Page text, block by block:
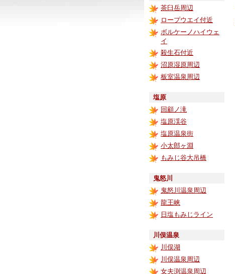
茶臼岳周辺
ロープウエイ付近
ボルケーノハイウェ
イ
殺生石付近
沼原湿原周辺
板室温泉周辺
塩原
回顧ノ滝
塩原渓谷
塩原温泉街
小太郎ヶ淵
もみじ谷大吊橋
鬼怒川
鬼怒川温泉周辺
龍王峡
日塩もみじライン
川俣温泉
川俣湖
川俣温泉周辺
女夫渕温泉周辺